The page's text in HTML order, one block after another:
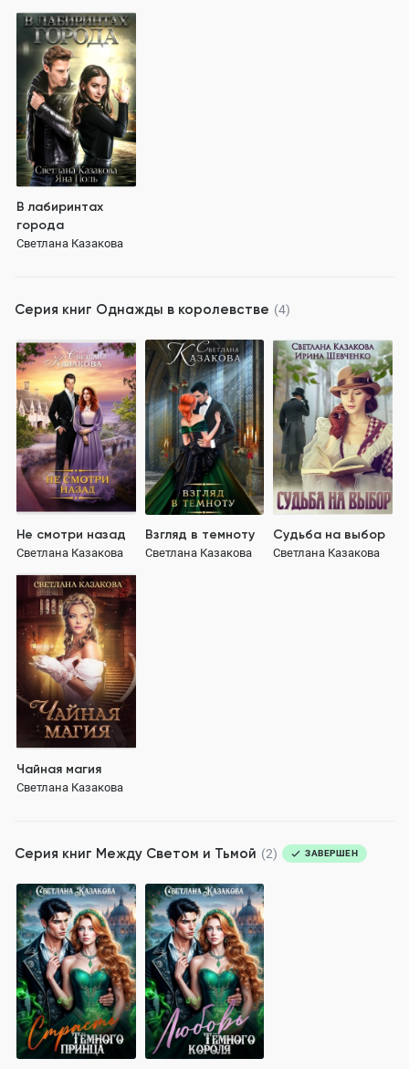
В лабиринтах
города
Светлана Казакова
Серия книг Однажды в королевстве (4)
Не смотри назад
Светлана Казакова
Взгляд в темноту
Светлана Казакова
Судьба на выбор
Светлана Казакова
Чайная магия
Светлана Казакова
Серия книг Между Светом и Тьмой (2) ЗАВЕРШЕН